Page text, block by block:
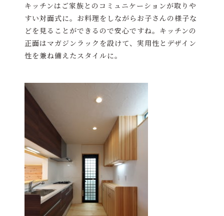
キッチンはご家族とのコミュニケーションが取りや
すい対面式に。お料理をしながらお子さんの様子な
どを見ることができるので安心ですね。キッチンの
正面はマガジンラックを設けて、実用性とデザイン
性を兼ね備えたスタイルに。